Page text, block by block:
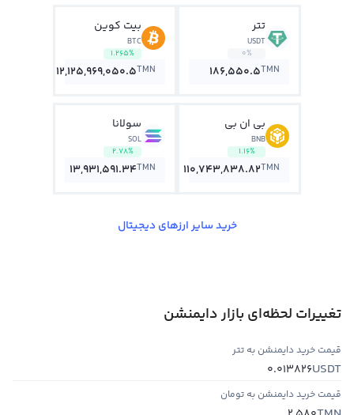
تتر
USDT
0%
186,550.5TMN
بیت کوین
BTC
1.265%
12,125,969,050.5TMN
بی ان بی
BNB
1.16%
110,743,838.82TMN
سولانا
SOL
2.78%
13,931,591.34TMN
خرید سایر ارزهای دیجیتال
تغییرات لحظه‌ای بازار دایمنشن
قیمت خرید دایمنشن به تتر
USDT
0.013826
قیمت خرید دایمنشن به تومان